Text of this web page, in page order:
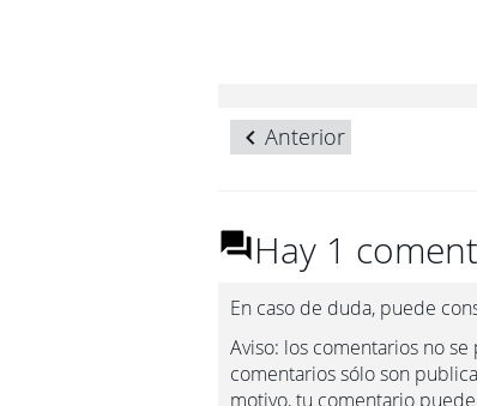
Anterior
Hay 1
En caso de duda, puede
Aviso: los comentarios no
comentarios sólo son
motivo, tu comentario